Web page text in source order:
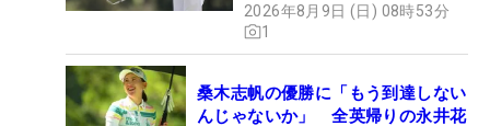
2026年8月9日 (日) 08時53分
1
桑木志帆の優勝に「もう到達しない
んじゃないか」 全英帰りの永井花